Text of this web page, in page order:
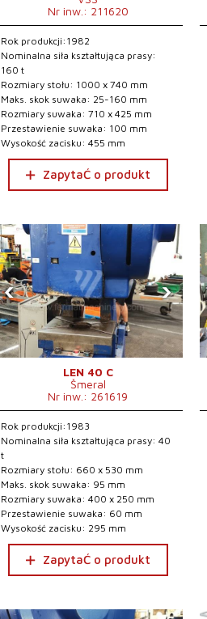
Nr inw.: 211620
Rok produkcji:1982
Nominalna siła kształtująca prasy:
160 t
Rozmiary stołu: 1000 x 740 mm
Maks. skok suwaka: 25-160 mm
Rozmiary suwaka: 710 x 425 mm
Przestawienie suwaka: 100 mm
Wysokość zacisku: 455 mm
ZapytaĆ o produkt
‹ ›
LEN 40 C
Šmeral
Nr inw.: 261619
Rok produkcji:1983
Nominalna siła kształtująca prasy: 40
t
Rozmiary stołu: 660 x 530 mm
Maks. skok suwaka: 95 mm
Rozmiary suwaka: 400 x 250 mm
Przestawienie suwaka: 60 mm
Wysokość zacisku: 295 mm
ZapytaĆ o produkt